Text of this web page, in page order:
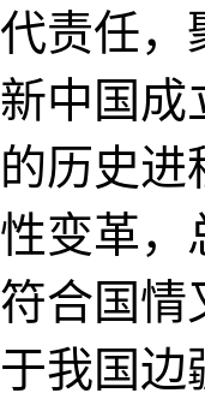
代责任，
新中国成
的历史进
性变革，
符合国情
于我国边